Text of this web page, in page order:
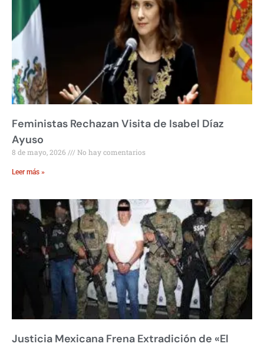
Feministas Rechazan Visita de Isabel Díaz
Ayuso
8 de mayo, 2026 No hay comentarios
Leer más »
Justicia Mexicana Frena Extradición de «El